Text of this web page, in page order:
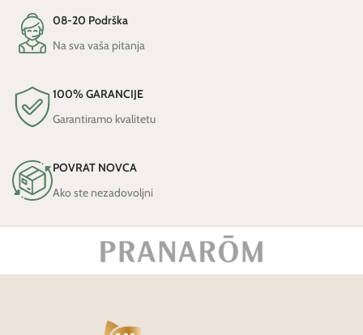
08-20 Podrška
Na sva vaša pitanja
100% GARANCIJE
Garantiramo kvalitetu
POVRAT NOVCA
Ako ste nezadovoljni